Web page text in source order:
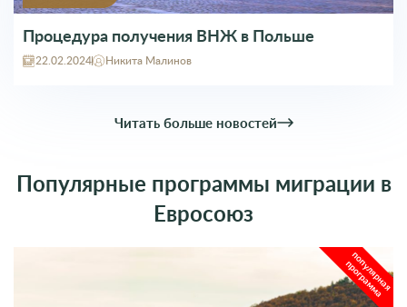
Процедура получения ВНЖ в Польше
22.02.2024 Никита Малинов
Читать больше новостей
Популярные программы миграции в
Евросоюз
популярная
программа